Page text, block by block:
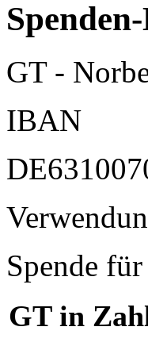
GT -
IBAN
Spende
GT in